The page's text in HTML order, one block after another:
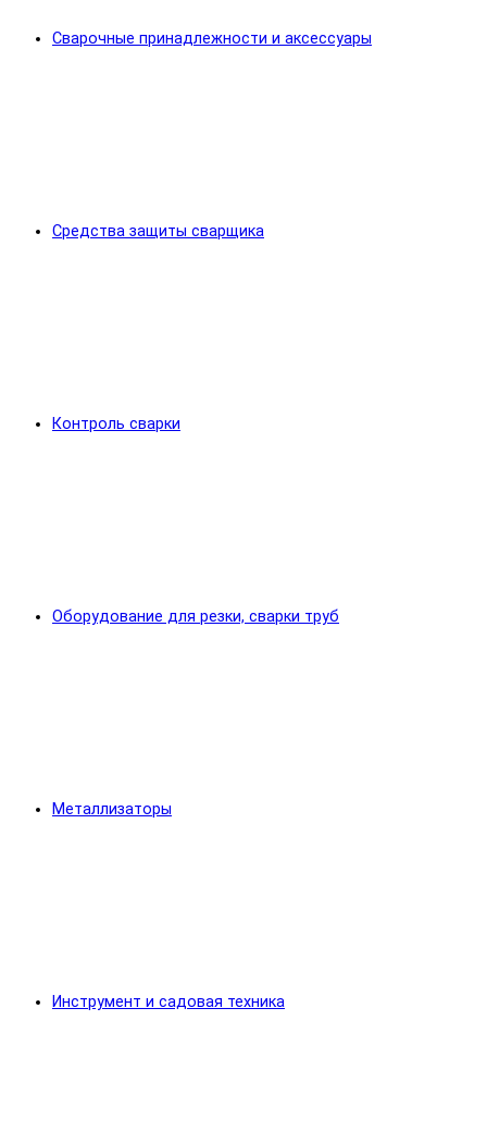
Сварочные принадлежности и аксессуары
Средства защиты сварщика
Контроль сварки
Оборудование для резки, сварки труб
Металлизаторы
Инструмент и садовая техника